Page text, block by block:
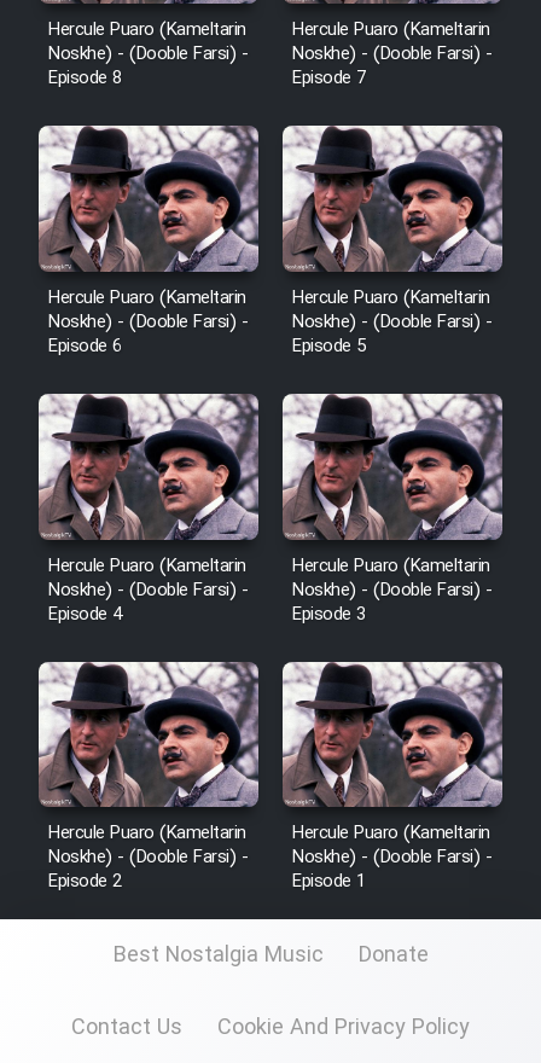
Hercule Puaro (Kameltarin
Noskhe) - (Dooble Farsi) -
Episode 8
Hercule Puaro (Kameltarin
Noskhe) - (Dooble Farsi) -
Episode 7
Hercule Puaro (Kameltarin
Noskhe) - (Dooble Farsi) -
Episode 6
Hercule Puaro (Kameltarin
Noskhe) - (Dooble Farsi) -
Episode 5
Hercule Puaro (Kameltarin
Noskhe) - (Dooble Farsi) -
Episode 4
Hercule Puaro (Kameltarin
Noskhe) - (Dooble Farsi) -
Episode 3
Hercule Puaro (Kameltarin
Noskhe) - (Dooble Farsi) -
Episode 2
Hercule Puaro (Kameltarin
Noskhe) - (Dooble Farsi) -
Episode 1
Best Nostalgia Music Donate
Contact Us Cookie And Privacy Policy